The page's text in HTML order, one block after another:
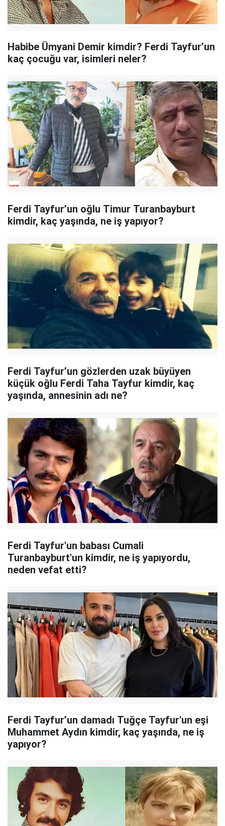
Habibe Ümyani Demir kimdir? Ferdi Tayfur’un
kaç çocuğu var, isimleri neler?
Ferdi Tayfur’un oğlu Timur Turanbayburt
kimdir, kaç yaşında, ne iş yapıyor?
Ferdi Tayfur’un gözlerden uzak büyüyen
küçük oğlu Ferdi Taha Tayfur kimdir, kaç
yaşında, annesinin adı ne?
Ferdi Tayfur'un babası Cumali
Turanbayburt'un kimdir, ne iş yapıyordu,
neden vefat etti?
Ferdi Tayfur’un damadı Tuğçe Tayfur'un eşi
Muhammet Aydın kimdir, kaç yaşında, ne iş
yapıyor?